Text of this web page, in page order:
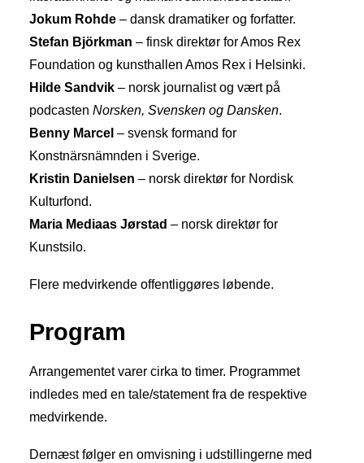
Jokum Rohde – dansk dramatiker og forfatter.
Stefan Björkman – finsk direktør for Amos Rex
Foundation og kunsthallen Amos Rex i Helsinki.
Hilde Sandvik – norsk journalist og vært på
podcasten Norsken, Svensken og Dansken.
Benny Marcel – svensk formand for
Konstnärsnämnden i Sverige.
Kristin Danielsen – norsk direktør for Nordisk
Kulturfond.
Maria Mediaas Jørstad – norsk direktør for
Kunstsilo.
Flere medvirkende offentliggøres løbende.
Program
Arrangementet varer cirka to timer. Programmet
indledes med en tale/statement fra de respektive
medvirkende.
Dernæst følger en omvisning i udstillingerne med